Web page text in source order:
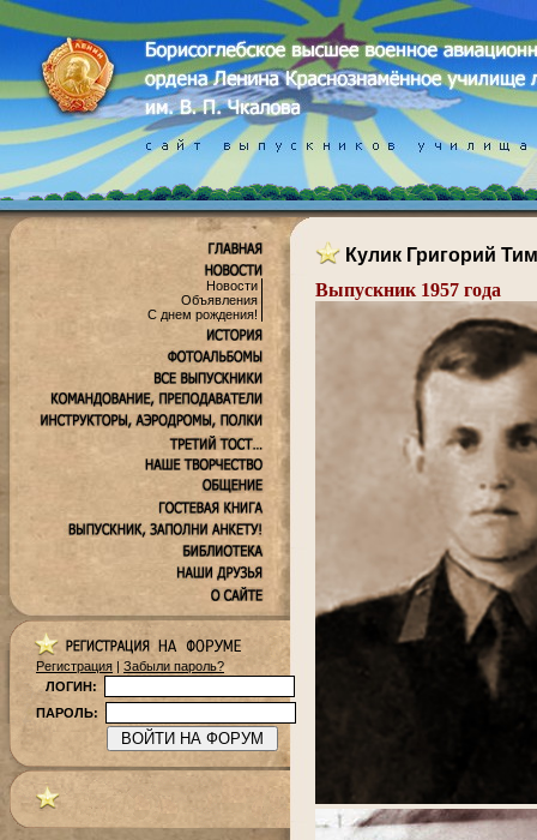
Новости
Объявления
С днем рождения!
Регистрация | Забыли пароль?
ЛОГИН:
ПАРОЛЬ:
Кулик Григорий
Выпускник 1957 года